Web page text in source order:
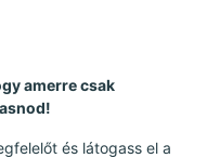
amerre csak
és látogass el a